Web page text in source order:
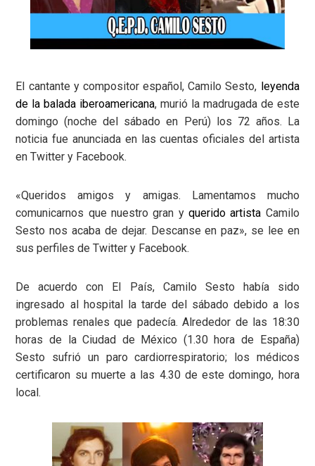
El cantante y compositor español, Camilo Sesto, leyenda
de la balada iberoamericana, murió la madrugada de este
domingo (noche del sábado en Perú) los 72 años. La
noticia fue anunciada en las cuentas oficiales del artista
en Twitter y Facebook.
«Queridos amigos y amigas. Lamentamos mucho
comunicarnos que nuestro gran y querido artista Camilo
Sesto nos acaba de dejar. Descanse en paz», se lee en
sus perfiles de Twitter y Facebook.
De acuerdo con El País, Camilo Sesto había sido
ingresado al hospital la tarde del sábado debido a los
problemas renales que padecía. Alrededor de las 18:30
horas de la Ciudad de México (1.30 hora de España)
Sesto sufrió un paro cardiorrespiratorio; los médicos
certificaron su muerte a las 4.30 de este domingo, hora
local.